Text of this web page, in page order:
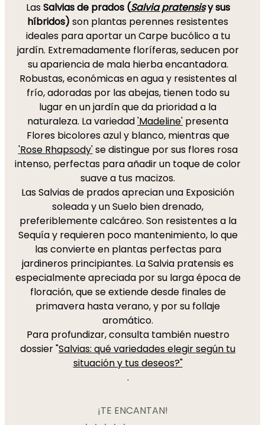
LasSalvias de prados (Salvia pratensisy sus
híbridos) son plantas perennes resistentes
ideales para aportar un Carpe bucólico a tu
jardín. Extremadamente floríferas, seducen por
su apariencia de mala hierba encantadora.
Robustas, económicas en agua y resistentes al
frío, adoradas por las abejas, tienen todo su
lugar en un jardín que da prioridad a la
naturaleza. La variedad'Madeline' presenta
Flores bicolores azul y blanco, mientras que
'Rose Rhapsody'se distingue por sus flores rosa
intenso, perfectas para añadir un toque de color
suave a tus macizos.
Las Salvias de prados aprecian una Exposición
soleada y un Suelo bien drenado,
preferiblemente calcáreo. Son resistentes a la
Sequía y requieren poco mantenimiento, lo que
las convierte en plantas perfectas para
jardineros principiantes. La Salvia pratensis es
especialmente apreciada por su larga época de
floración, que se extiende desde finales de
primavera hasta verano, y por su follaje
aromático.
Para profundizar, consulta también nuestro
dossier "Salvias: qué variedades elegir según tu
situación y tus deseos?"
.
¡TE ENCANTAN!